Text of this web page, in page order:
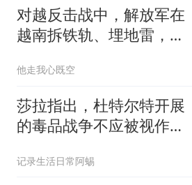
对越反击战中，解放军在
越南拆铁轨、埋地雷，是
他走我心既空
莎拉指出，杜特尔特开展
的毒品战争不应被视作反
波扩大
记录生活日常阿蜴